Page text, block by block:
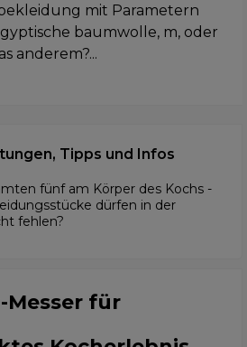
mit Parametern
baumwolle, m, oder
anderem?...
Tipps und Infos
fünf am Körper des Kochs -
dürfen in der
fehlen?
Messer für